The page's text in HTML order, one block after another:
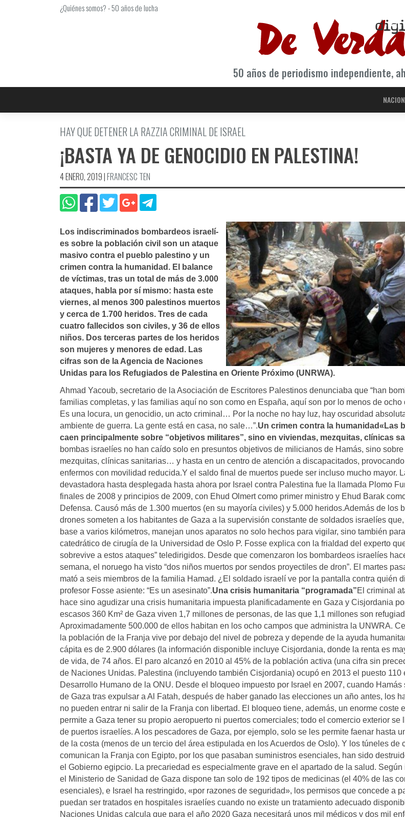
¿Quiénes somos?-50 años de lucha
50 años de periodismo independiente,
HAY QUE DETENER LA RAZZIA CRIMINAL DE ISRAEL
¡BASTA YA DE GENOCIDIO EN PALESTINA!
4 ENERO, 2019|FRANCESC TEN
Los indiscriminados bombardeos israelí­
es sobre la población civil son un ataque
masivo contra el pueblo palestino y un
crimen contra la humanidad. El balance
de ví­ctimas, tras un total de más de 3.000
ataques, habla por sí­ mismo: hasta este
viernes, al menos 300 palestinos muertos
y cerca de 1.700 heridos. Tres de cada
cuatro fallecidos son civiles, y 36 de ellos
niños. Dos terceras partes de los heridos
son mujeres y menores de edad. Las
cifras son de la Agencia de Naciones
Unidas para los Refugiados de Palestina en Oriente Próximo (UNRWA).
Ahmad Yacoub, secretario de la Asociación de Escritores Palestinos denunciaba que “han
familias completas, y las familias aquí no son como en España, aquí son por lo menos de
Es una locura, un genocidio, un acto criminal… Por la noche no hay luz, hay oscuridad
ambiente de guerra. La gente está en casa, no sale…”.Un crimen contra la humanidad«Las
caen principalmente sobre “objetivos militares”, sino en viviendas, mezquitas, clínicas
bombas israelíes no han caído solo en presuntos objetivos de milicianos de Hamás, sino
mezquitas, clínicas sanitarias… y hasta en un centro de atención a discapacitados,
enfermos con movilidad reducida.Y el saldo final de muertos puede ser incluso mucho mayor.
devastadora hasta desplegada hasta ahora por Israel contra Palestina fue la llamada Plomo
finales de 2008 y principios de 2009, con Ehud Olmert como primer ministro y Ehud Barak
Defensa. Causó más de 1.300 muertos (en su mayoría civiles) y 5.000 heridos.Además de los
drones someten a los habitantes de Gaza a la supervisión constante de soldados israelíes
base a varios kilómetros, manejan unos aparatos no solo hechos para vigilar, sino también
catedrático de cirugía de la Universidad de Oslo P. Fosse explica con la frialdad del experto
sobrevive a estos ataques” teledirigidos. Desde que comenzaron los bombardeos israelíes
semana, el noruego ha visto “dos niños muertos por sendos proyectiles de dron”. El martes
mató a seis miembros de la familia Hamad. ¿El soldado israelí ve por la pantalla contra quién
profesor Fosse asiente: “Es un asesinato”.Una crisis humanitaria “programada”El criminal
hace sino agudizar una crisis humanitaria impuesta planificadamente en Gaza y Cisjordania
escasos 360 Km² de Gaza viven 1,7 millones de personas, de las que 1,1 millones son
Aproximadamente 500.000 de ellos habitan en los ocho campos que administra la UNWRA.
la población de la Franja vive por debajo del nivel de pobreza y depende de la ayuda
cápita es de 2.900 dólares (la información disponible incluye Cisjordania, donde la renta es
de vida, de 74 años. El paro alcanzó en 2010 al 45% de la población activa (una cifra sin
de Naciones Unidas. Palestina (incluyendo también Cisjordania) ocupó en 2013 el puesto 110
Desarrollo Humano de la ONU. Desde el bloqueo impuesto por Israel en 2007, cuando Hamás
de Gaza tras expulsar a Al Fatah, después de haber ganado las elecciones un año antes, los
no pueden entrar ni salir de la Franja con libertad. El bloqueo tiene, además, un enorme coste
permite a Gaza tener su propio aeropuerto ni puertos comerciales; todo el comercio exterior se
de puertos israelíes. A los pescadores de Gaza, por ejemplo, solo se les permite faenar hasta
de la costa (menos de un tercio del área estipulada en los Acuerdos de Oslo). Y los túneles de
comunican la Franja con Egipto, por los que pasaban suministros esenciales, han sido
el Gobierno egipcio. La precariedad es especialmente grave en el apartado de la salud. Según
el Ministerio de Sanidad de Gaza dispone tan solo de 192 tipos de medicinas (el 40% de las
esenciales), e Israel ha restringido, «por razones de seguridad», los permisos que concede a
puedan ser tratados en hospitales israelíes cuando no existe un tratamiento adecuado
Naciones Unidas calcula que para el año 2020 Gaza necesitará unos mil médicos y dos mil